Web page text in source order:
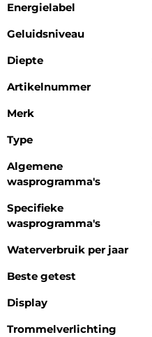
Energielabel
Geluidsniveau
Diepte
Artikelnummer
Merk
Type
Algemene
wasprogramma's
Specifieke
wasprogramma's
Waterverbruik per jaar
Beste getest
Display
Trommelverlichting